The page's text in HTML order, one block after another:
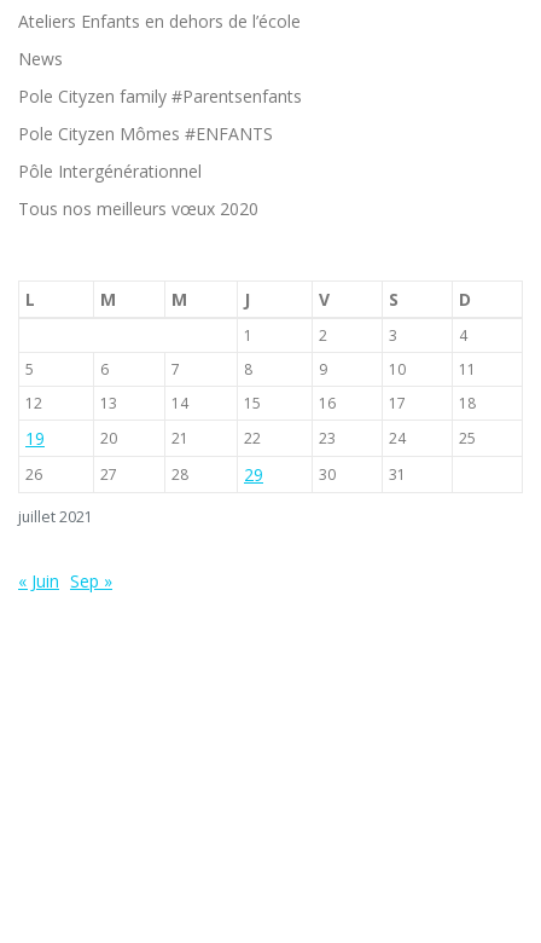
Ateliers Enfants en dehors de l’école
News
Pole Cityzen family #Parentsenfants
Pole Cityzen Mômes #ENFANTS
Pôle Intergénérationnel
Tous nos meilleurs vœux 2020
juillet 2021
L M M J V S D
1 2 3
4
5
6 7 8 9 10
11
12
13 14 15 16 17 18
19 20 21 22 23 24
25
26
27 28 29 30 31
« Juin Sep »